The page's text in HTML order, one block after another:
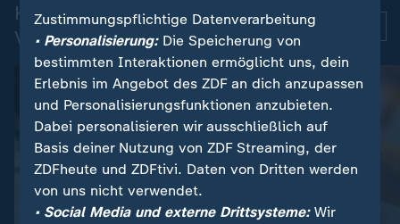
Kurznachrichten: Aktuelle
Videos
Zustimmungspflichtige Datenverarbeitung
• Personalisierung:Die Speicherung von
bestimmten Interaktionen ermöglicht uns, dein
Erlebnis im Angebot des ZDF an dich anzupassen
und Personalisierungsfunktionen anzubieten.
Dabei personalisieren wir ausschließlich auf
Basis deiner Nutzung von ZDF Streaming, der
ZDFheute und ZDFtivi. Daten von Dritten werden
von uns nicht verwendet.
• Social Media und externe Drittsysteme:Wir